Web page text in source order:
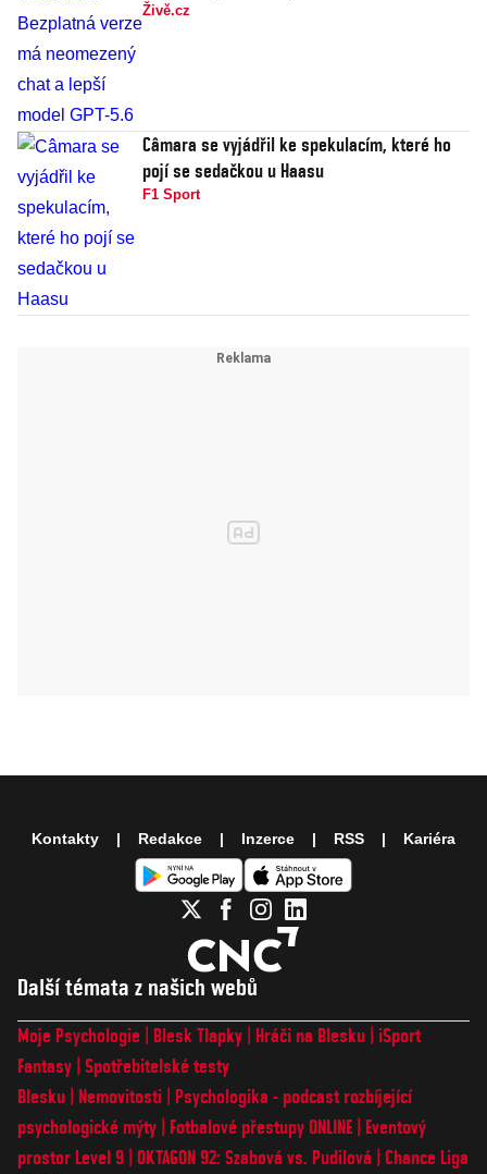
Živě.cz
Câmara se vyjádřil ke spekulacím, které ho
pojí se sedačkou u Haasu
F1 Sport
Další témata z našich webů
Moje Psychologie Blesk Tlapky Hráči na Blesku
iSport
Fantasy Spotřebitelské testy
Blesku
Nemovitosti
Psychologika - podcast rozbíjející
psychologické mýty
Fotbalové přestupy ONLINE
Eventový
prostor Level 9 OKTAGON 92: Szabová vs. Pudilová
Chance Liga
Kontakty Redakce Inzerce RSS Kariéra